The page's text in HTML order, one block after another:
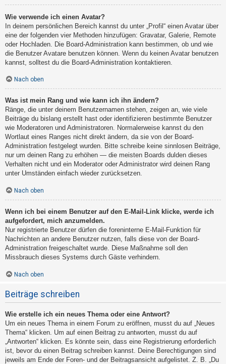
Wie verwende ich einen Avatar?
In deinem persönlichen Bereich kannst du unter „Profil“ einen Avatar über
eine der folgenden vier Methoden hinzufügen: Gravatar, Galerie, Remote
oder Hochladen. Die Board-Administration kann bestimmen, ob und wie
die Benutzer Avatare benutzen können. Wenn du keinen Avatar benutzen
kannst, solltest du die Board-Administration kontaktieren.
Nach oben
Was ist mein Rang und wie kann ich ihn ändern?
Ränge, die unter deinem Benutzernamen stehen, zeigen an, wie viele
Beiträge du bislang erstellt hast oder identifizieren bestimmte Benutzer
wie Moderatoren und Administratoren. Normalerweise kannst du den
Wortlaut eines Ranges nicht direkt ändern, da sie von der Board-
Administration festgelegt wurden. Bitte schreibe keine sinnlosen Beiträge,
nur um deinen Rang zu erhöhen — die meisten Boards dulden dieses
Verhalten nicht und ein Moderator oder Administrator wird deinen Rang
unter Umständen einfach wieder zurücksetzen.
Nach oben
Wenn ich bei einem Benutzer auf den E-Mail-Link klicke, werde ich
aufgefordert, mich anzumelden.
Nur registrierte Benutzer dürfen die foreninterne E-Mail-Funktion für
Nachrichten an andere Benutzer nutzen, falls diese von der Board-
Administration freigeschaltet wurde. Diese Maßnahme soll den
Missbrauch dieses Systems durch Gäste verhindern.
Nach oben
Beiträge schreiben
Wie erstelle ich ein neues Thema oder eine Antwort?
Um ein neues Thema in einem Forum zu eröffnen, musst du auf „Neues
Thema“ klicken. Um auf einen Beitrag zu antworten, musst du auf
„Antworten“ klicken. Es könnte sein, dass eine Registrierung erforderlich
ist, bevor du einen Beitrag schreiben kannst. Deine Berechtigungen sind
jeweils am Ende der Foren- und der Beitragsansicht aufgelistet. Z. B. „Du